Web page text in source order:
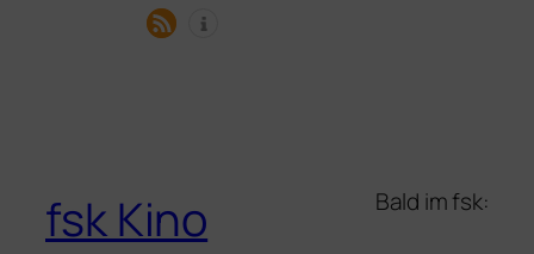
fsk Kino Bald im fsk: